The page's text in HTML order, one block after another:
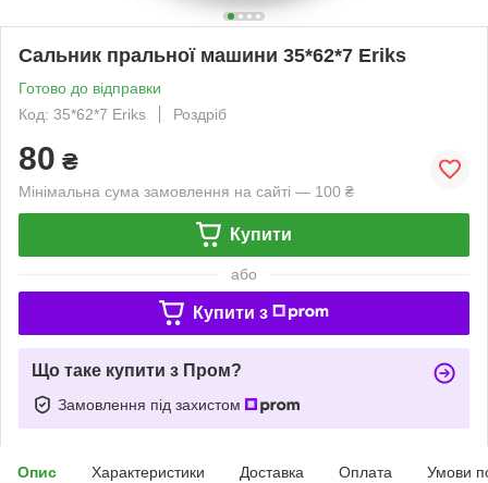
Сальник пральної машини 35*62*7 Eriks
Готово до відправки
Код: 35*62*7 Eriks
Роздріб
80 ₴
Мінімальна сума замовлення на сайті — 100 ₴
Купити
або
Купити з
Що таке купити з Пром?
Замовлення під захистом
Опис Характеристики Доставка Оплата Умови